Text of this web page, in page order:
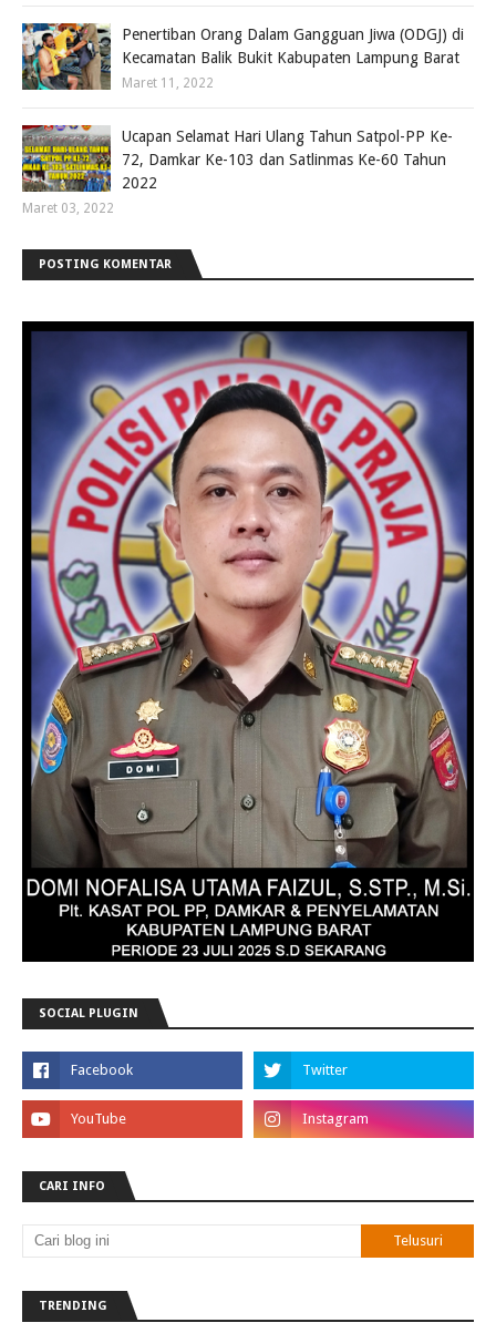
Penertiban Orang Dalam Gangguan Jiwa (ODGJ) di
Kecamatan Balik Bukit Kabupaten Lampung Barat
Maret 11, 2022
Ucapan Selamat Hari Ulang Tahun Satpol-PP Ke-
72, Damkar Ke-103 dan Satlinmas Ke-60 Tahun
2022
Maret 03, 2022
POSTING KOMENTAR
SOCIAL PLUGIN
CARI INFO
TRENDING